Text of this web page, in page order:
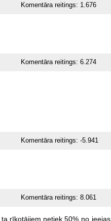
Komentāra reitings: 1.676
Komentāra reitings:6.274
Komentāra reitings:-5.941
Komentāra reitings:8.061
ta rīkotājiem netiek 50% no ieejas